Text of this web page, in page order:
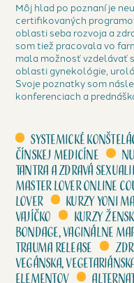
Môj hlad po poznaní je
certifikovaných
oblasti seba rozvoja a
som tiež pracovala vo
mala možnosť vzdelávať
oblasti gynekológie,
Svoje poznatky som
konferenciach a
Systemické
čínskej medicíne
Tantra a zdravá
Master lover online
lover
Kurzy Yoni
vajíčko
Kurzy
Bondage, Vaginálne
Trauma release
vegánska,
elementov